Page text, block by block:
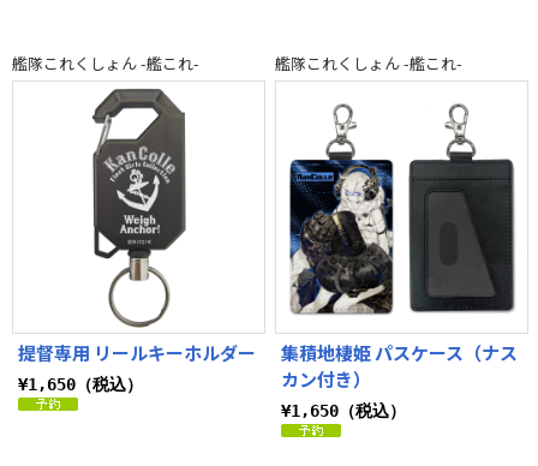
艦隊これくしょん -艦これ-
提督専用 リールキーホルダー
¥1,650（税込）
艦隊これくしょん -艦これ-
集積地棲姫 パスケース（ナス
カン付き）
¥1,650（税込）